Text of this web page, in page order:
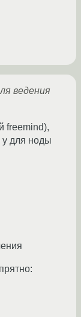
ведения
freemind),
у для ноды